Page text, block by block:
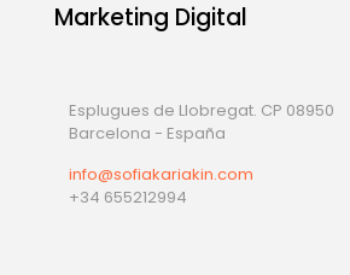
Marketing Digital
Esplugues de Llobregat. CP 08950
Barcelona - España
info@sofiakariakin.com
+34 655212994